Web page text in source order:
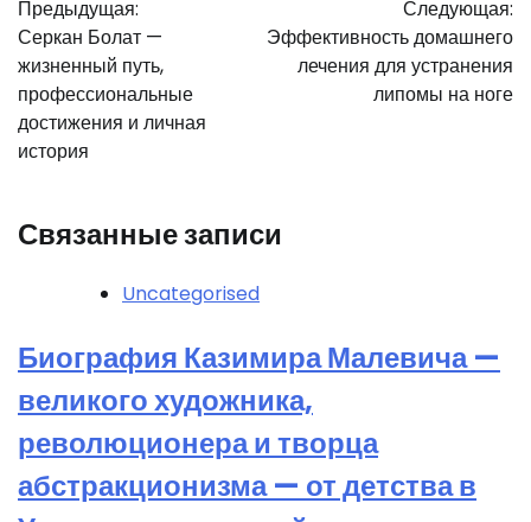
по
записям
Предыдущая:
Серкан Болат —
жизненный путь,
профессиональные
достижения и личная
история
Следующая:
Эффективность домашнего
лечения для устранения
липомы на ноге
Связанные записи
Uncategorised
Биография Казимира Малевича —
великого художника,
революционера и творца
абстракционизма — от детства в